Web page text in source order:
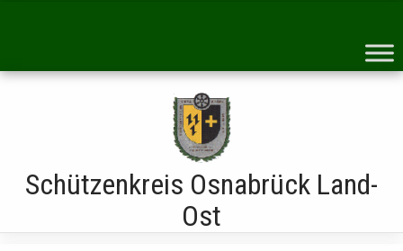
Schützenkreis Osnabrück Land-
Ost